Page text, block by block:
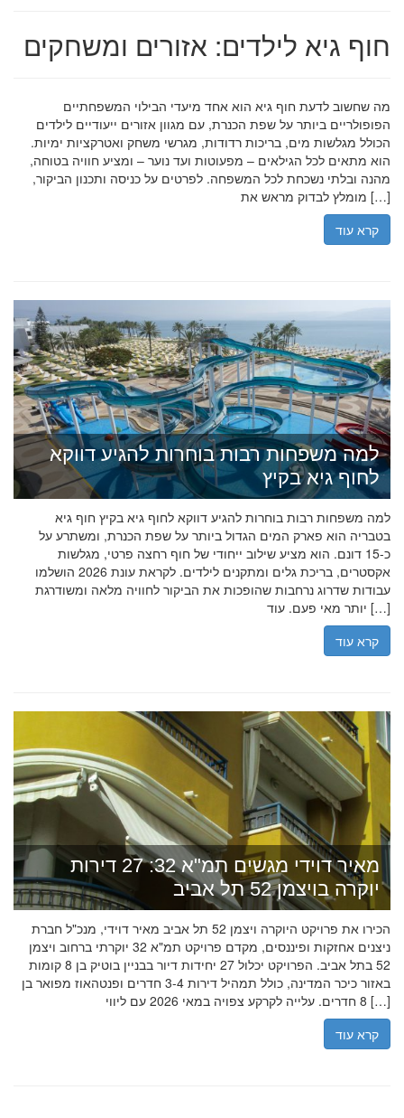
חוף גיא לילדים: אזורים ומשחקים
מה שחשוב לדעת חוף גיא הוא אחד מיעדי הבילוי המשפחתיים
הפופולריים ביותר על שפת הכנרת, עם מגוון אזורים ייעודיים לילדים
הכולל מגלשות מים, בריכות רדודות, מגרשי משחק ואטרקציות ימיות.
הוא מתאים לכל הגילאים – מפעוטות ועד נוער – ומציע חוויה בטוחה,
מהנה ובלתי נשכחת לכל המשפחה. לפרטים על כניסה ותכנון הביקור,
מומלץ לבדוק מראש את […]
קרא עוד
למה משפחות רבות בוחרות להגיע דווקא
לחוף גיא בקיץ
למה משפחות רבות בוחרות להגיע דווקא לחוף גיא בקיץ חוף גיא
בטבריה הוא פארק המים הגדול ביותר על שפת הכנרת, ומשתרע על
כ-15 דונם. הוא מציע שילוב ייחודי של חוף רחצה פרטי, מגלשות
אקסטרים, בריכת גלים ומתקנים לילדים. לקראת עונת 2026 הושלמו
עבודות שדרוג נרחבות שהופכות את הביקור לחוויה מלאה ומשודרגת
יותר מאי פעם. עוד […]
קרא עוד
מאיר דוידי מגשים תמ"א 32: 27 דירות
יוקרה בויצמן 52 תל אביב
הכירו את פרויקט היוקרה ויצמן 52 תל אביב מאיר דוידי, מנכ"ל חברת
ניצנים אחזקות ופיננסים, מקדם פרויקט תמ"א 32 יוקרתי ברחוב ויצמן
52 בתל אביב. הפרויקט יכלול 27 יחידות דיור בבניין בוטיק בן 8 קומות
באזור כיכר המדינה, כולל תמהיל דירות 3-4 חדרים ופנטהאוז מפואר בן
8 חדרים. עלייה לקרקע צפויה במאי 2026 עם ליווי […]
קרא עוד